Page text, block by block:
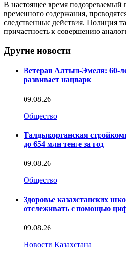
В настоящее время подозреваемый
временного содержания,
следственные действия. Полиция
причастность к совершению
Другие новости
Ветеран Алтын-Эмеля: 60-
развивает нацпарк
09.08.26
Общество
Талдыкорганская
до 654 млн тенге за год
09.08.26
Общество
Здоровье казахстанских
отслеживать с помощью
09.08.26
Новости Казахстана